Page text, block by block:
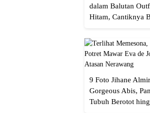
dalam Balutan
Hitam, Cantiknya
9 Foto Jihane
Gorgeous Abis,
Tubuh Berotot